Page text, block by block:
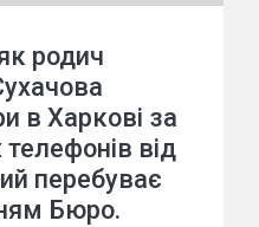
родич
в Харкові за
від
перебуває
Бюро.